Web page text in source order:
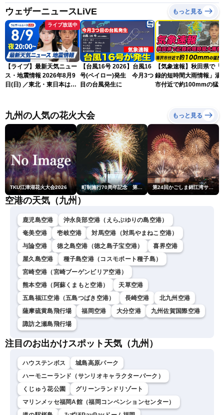
ウェザーニュースLiVE もっと見る
ライブ放送中
【ライブ】最新天気ニュー
ス・地震情報 2026年8月9
日(日) ／東北・東日本は急
衣／芳野達郎〉
【台風16号 2026】台風16
号(ペイロー)発生 今月3つ
目の台風発生に
【気象速報】秋田県で「
録的短時間大雨情報」湯
市付近で約100mmの猛烈
九州の人気の花火大会 もっと見る
TKU江津湖花火大会2026 町制施行70周年記念 第48回南種子町ロケット祭 第24回かごしま錦江湾サマーナイト大花火大会
空港の天気（九州）
鹿児島空港
沖永良部空港（えらぶゆりの島空港）
奄美空港
壱岐空港
対馬空港（対馬やまねこ空港）
与論空港
徳之島空港（徳之島子宝空港）
喜界空港
屋久島空港
種子島空港（コスモポート種子島）
宮崎空港（宮崎ブーゲンビリア空港）
熊本空港（阿蘇くまもと空港）
天草空港
五島福江空港（五島つばき空港）
長崎空港
北九州空港
薩摩硫黄島飛行場
福岡空港 大分空港
九州佐賀国際空港
諏訪之瀬島飛行場
注目のお出かけスポット天気（九州）
ハウステンボス
城島高原パーク
ハーモニーランド（サンリオキャラクターパーク）
くじゅう花公園
グリーンランドリゾート
マリンメッセ福岡A館（福岡コンベンションセンター）